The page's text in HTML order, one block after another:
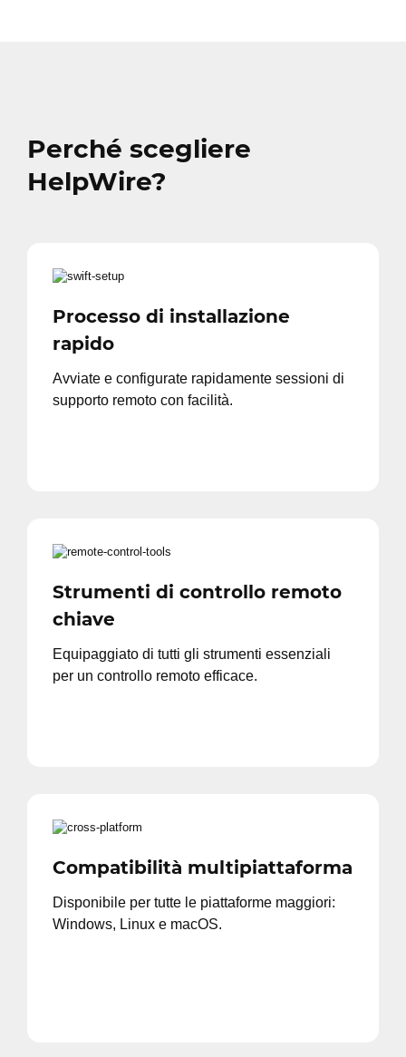
Perché scegliere
HelpWire?
Processo di installazione
rapido
Avviate e configurate rapidamente sessioni di
supporto remoto con facilità.
Strumenti di controllo remoto
chiave
Equipaggiato di tutti gli strumenti essenziali
per un controllo remoto efficace.
Compatibilità multipiattaforma
Disponibile per tutte le piattaforme maggiori:
Windows, Linux e macOS.